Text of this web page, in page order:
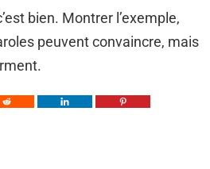
bien. Montrer l’exemple,
peuvent convaincre, mais